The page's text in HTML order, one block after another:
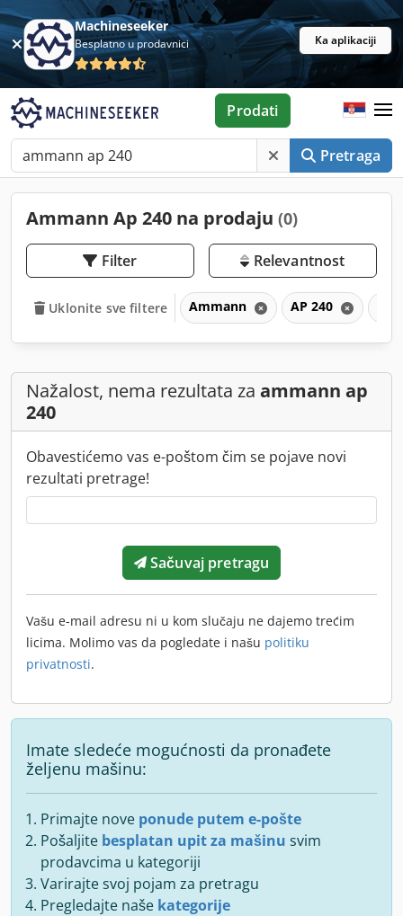
Machineseeker
Besplatno u prodavnici Ka aplikaciji
Pretraga
Prodati
Ammann Ap 240 na prodaju (0)
Filter Relevantnost
Uklonite sve filtere Ammann AP 240
Nažalost, nema rezultata za ammann ap
240
Obavestićemo vas e-poštom čim se pojave novi
rezultati pretrage!
Sačuvaj pretragu
Vašu e-mail adresu ni u kom slučaju ne dajemo trećim
licima. Molimo vas da pogledate i našu politiku
privatnosti.
Imate sledeće mogućnosti da pronađete
željenu mašinu:
Primajte nove ponude putem e-pošte
Pošaljite besplatan upit za mašinu svim
prodavcima u kategoriji
Varirajte svoj pojam za pretragu
Pregledajte naše kategorije